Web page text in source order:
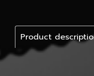
Product